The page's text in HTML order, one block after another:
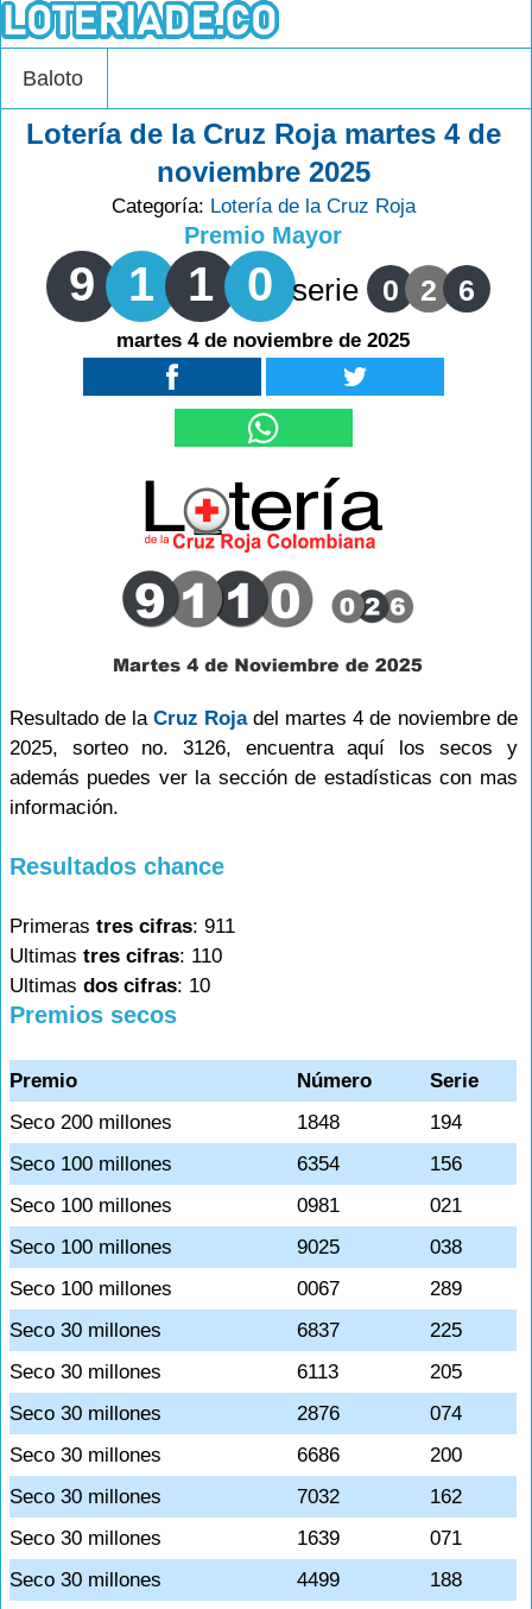
Baloto
Lotería de la Cruz Roja martes 4 de
noviembre 2025
Categoría: Lotería de la Cruz Roja
Premio Mayor
9 1 1 0 serie 0 2 6
martes 4 de noviembre de 2025
Resultado de laCruz Rojadel martes 4 de noviembre de
2025, sorteo no. 3126, encuentra aquí los secos y
además puedes ver la sección de estadísticas con mas
información.
Resultados chance
Primeras tres cifras: 911
Ultimas tres cifras: 110
Ultimas dos cifras: 10
Premios secos
Premio Número
Serie
Seco 200 millones
1848
194
Seco 100 millones
6354
156
Seco 100 millones
0981
021
Seco 100 millones
9025
038
Seco 100 millones
0067
289
Seco 30 millones
6837
225
Seco 30 millones
6113
205
Seco 30 millones
2876
074
Seco 30 millones
6686
200
Seco 30 millones
7032
162
Seco 30 millones
1639
071
Seco 30 millones
4499
188